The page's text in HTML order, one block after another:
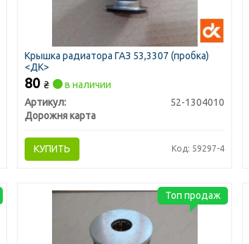
Крышка радиатора ГАЗ 53,3307 (пробка)
<ДК>
80₴
в наличии
Артикул:
52-1304010
Дорожня карта
КУПИТЬ Код: 59297-4
Топ продаж